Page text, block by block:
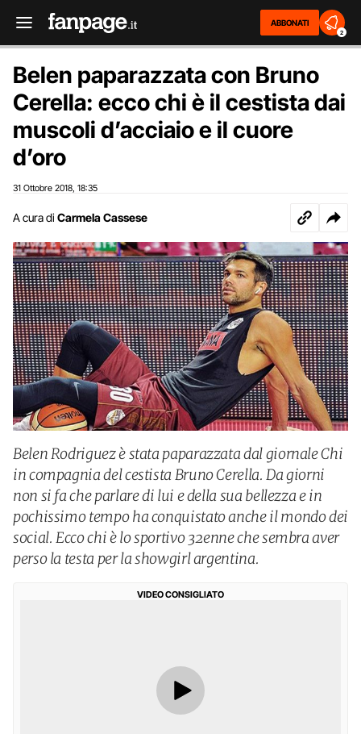
ABBONATI
2
Belen paparazzata con Bruno
Cerella: ecco chi è il cestista dai
muscoli d’acciaio e il cuore
d’oro
31 Ottobre 2018 18:35
A cura di Carmela Cassese
Belen Rodriguez è stata paparazzata dal giornale Chi
in compagnia del cestista Bruno Cerella. Da giorni
non si fa che parlare di lui e della sua bellezza e in
pochissimo tempo ha conquistato anche il mondo dei
social. Ecco chi è lo sportivo 32enne che sembra aver
perso la testa per la showgirl argentina.
VIDEO CONSIGLIATO